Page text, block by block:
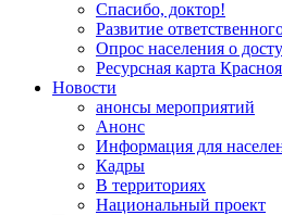
Спасибо, доктор!
Развитие
Опрос населения о
Ресурсная карта
Новости
анонсы мероприятий
Анонс
Информация для
Кадры
В территориях
Национальный проект